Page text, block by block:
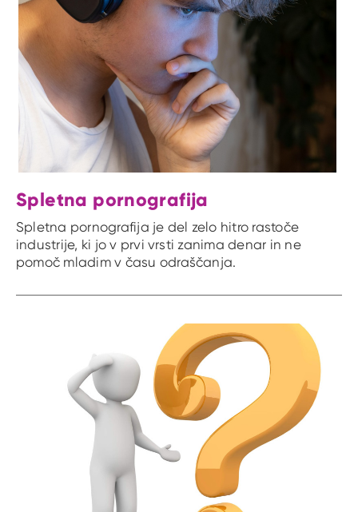
Spletna pornografija
Spletna pornografija je del zelo hitro rastoče
industrije, ki jo v prvi vrsti zanima denar in ne
pomoč mladim v času odraščanja.